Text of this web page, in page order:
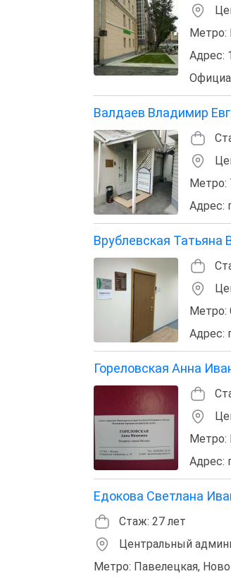
Метро:
Адрес:
Валдаев Владимир
Метро:
Адрес:
Врублевская Татьяна
Метро:
Адрес:
Гореловская Анна
Метро:
Адрес:
Едокова Светлана
Стаж: 27 лет
Центральный
Метро: Павелецкая,